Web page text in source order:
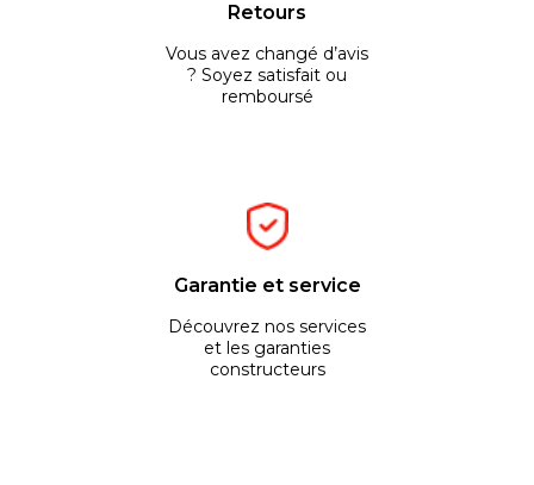
Retours
Vous avez changé d’avis
? Soyez satisfait ou
remboursé
Garantie et service
Découvrez nos services
et les garanties
constructeurs